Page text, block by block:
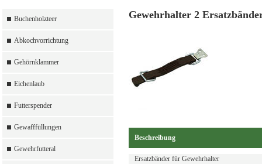
Buchenholzteer
Abkochvorrichtung
Gehörnklammer
Eichenlaub
Futterspender
Gewafffüllungen
Gewehrfutteral
Gewehrhalter 2
Beschreibung
Ersatzbänder für Gewehrhalter